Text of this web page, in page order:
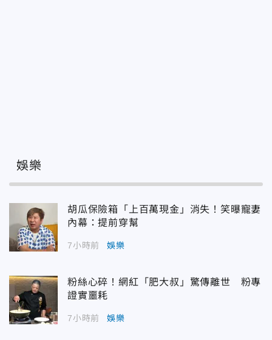
娛樂
胡瓜保險箱「上百萬現金」消失！笑曝寵妻
內幕：提前穿幫
7小時前 娛樂
粉絲心碎！網紅「肥大叔」驚傳離世 粉專
證實噩耗
7小時前 娛樂